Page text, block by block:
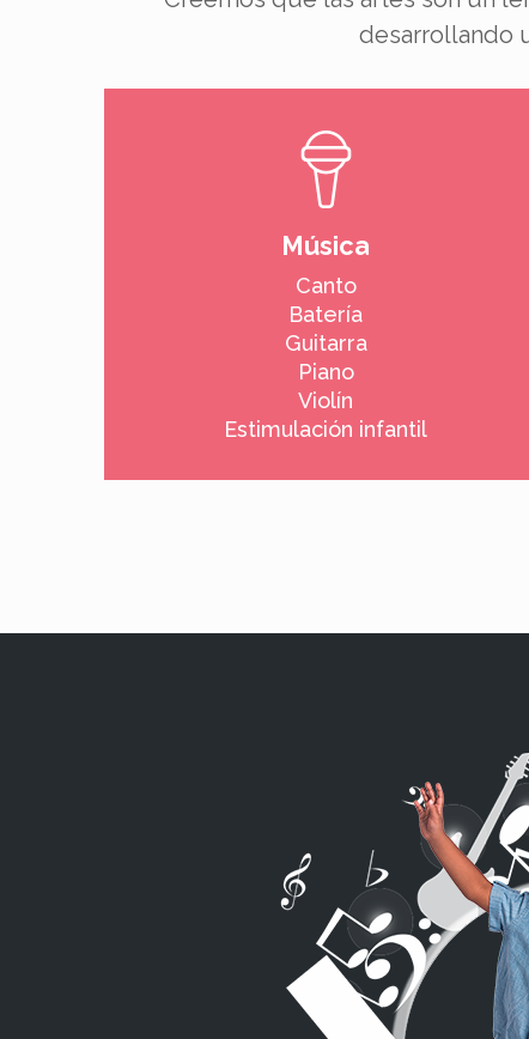
desarrollando
Música
Canto
Batería
Guitarra
Piano
Violín
Estimulación infantil